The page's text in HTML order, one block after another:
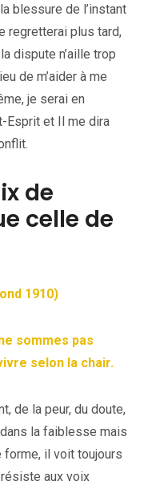
blessure de l’instant
regretterai plus tard,
dispute n’aille trop
de m’aider à me
je serai en
Esprit et Il me dira
de
celle de
1910)
sommes pas
selon la chair.
de la peur, du doute,
la faiblesse mais
il voit toujours
aux voix